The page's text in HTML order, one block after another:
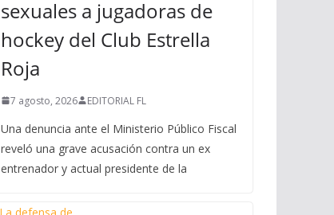
sexuales a jugadoras de
hockey del Club Estrella
Roja
7 agosto, 2026 EDITORIAL FL
Una denuncia ante el Ministerio Público Fiscal
reveló una grave acusación contra un ex
entrenador y actual presidente de la